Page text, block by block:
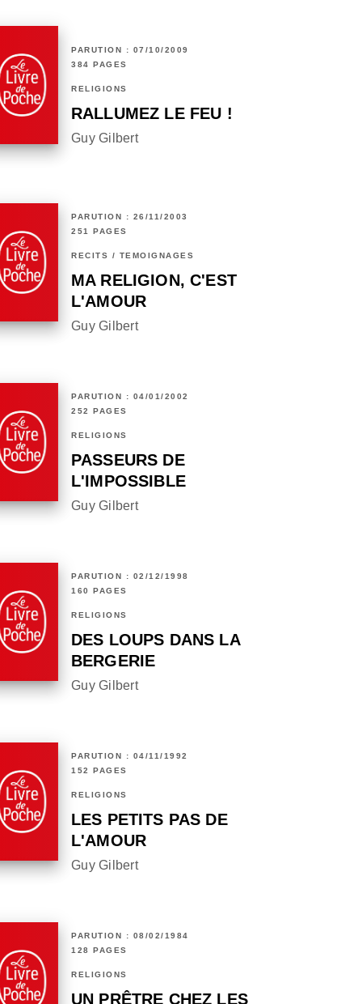
PARUTION : 07/10/2009
384 PAGES
RELIGIONS
RALLUMEZ LE FEU !
Guy Gilbert
PARUTION : 26/11/2003
251 PAGES
RÉCITS / TÉMOIGNAGES
MA RELIGION, C'EST
L'AMOUR
Guy Gilbert
PARUTION : 04/01/2002
252 PAGES
RELIGIONS
PASSEURS DE
L'IMPOSSIBLE
Guy Gilbert
PARUTION : 02/12/1998
160 PAGES
RELIGIONS
DES LOUPS DANS LA
BERGERIE
Guy Gilbert
PARUTION : 04/11/1992
152 PAGES
RELIGIONS
LES PETITS PAS DE
L'AMOUR
Guy Gilbert
PARUTION : 08/02/1984
128 PAGES
RELIGIONS
UN PRÊTRE CHEZ LES